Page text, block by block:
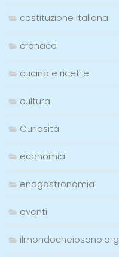
costituzione italiana
cronaca
cucina e ricette
cultura
Curiosità
economia
enogastronomia
eventi
ilmondocheiosono.org